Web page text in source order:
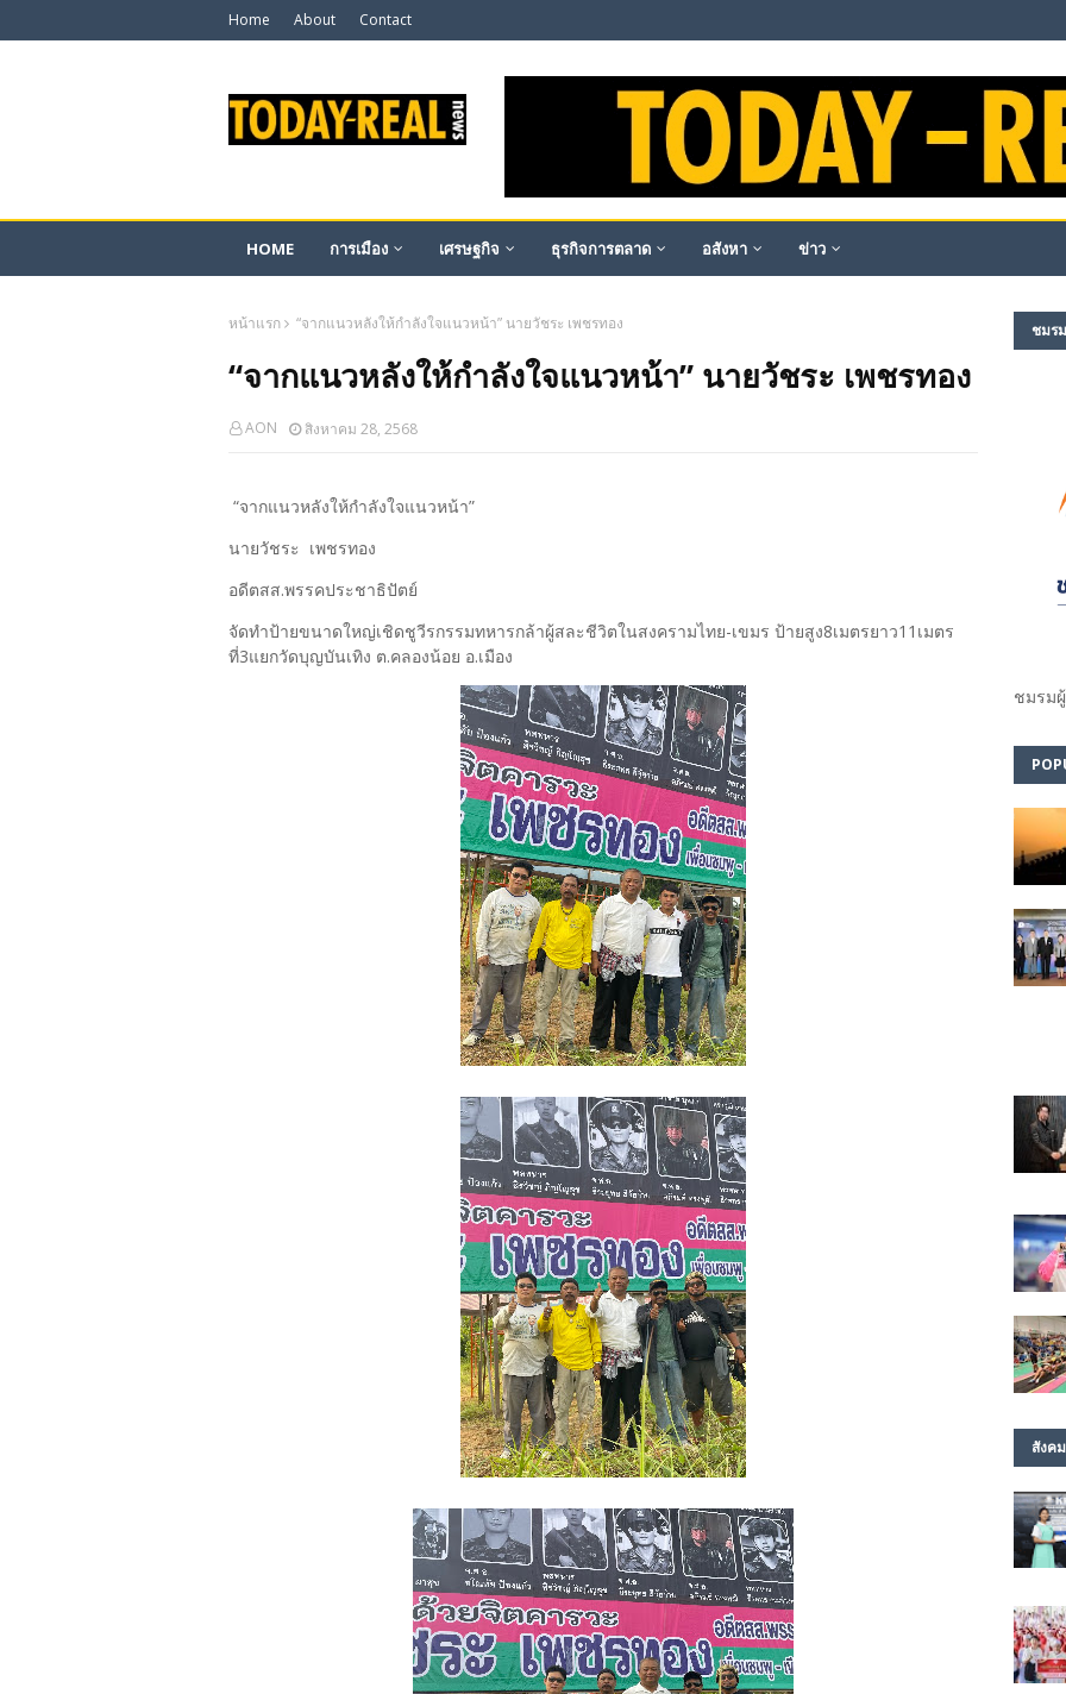
Home About Contact
HOME การเมือง เศรษฐกิจ ธุรกิจการตลาด อสังหา ข่าว
หน้าแรก “จากแนวหลังให้กำลังใจแนวหน้า” นายวัชระ เพชรทอง
“จากแนวหลังให้กำลังใจแนวหน้า” นายวัชระ เพชรทอง
AON สิงหาคม 28, 2568
“จากแนวหลังให้กำลังใจแนวหน้า”
นายวัชระ เพชรทอง
อดีตสส.พรรคประชาธิปัตย์
จัดทำป้ายขนาดใหญ่เชิดชูวีรกรรมทหารกล้าผู้สละชีวิตในสงครามไทย-เขมร ป้ายสูง8เมตรยาว11เมตร
ที่3แยกวัดบุญบันเทิง ต.คลองน้อย อ.เมือง
ชมร
ชมรม​
สังคม